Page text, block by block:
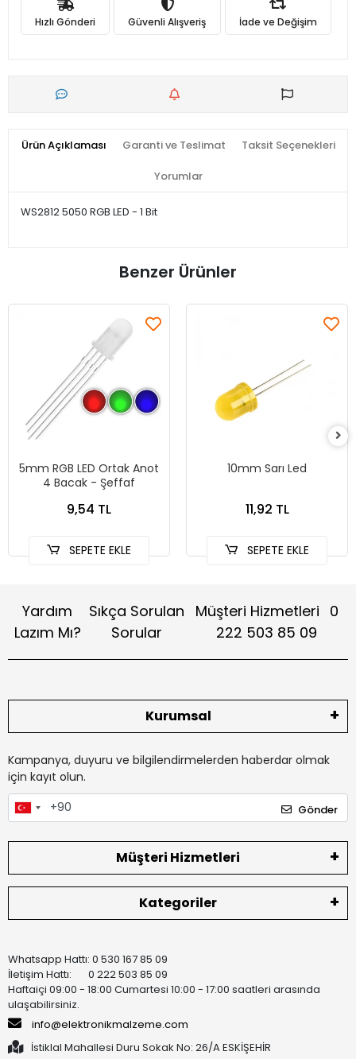
Hızlı Gönderi Güvenli Alışveriş İade ve Değişim
Ürün Açıklaması Garanti ve Teslimat Taksit Seçenekleri
Yorumlar
WS2812 5050 RGB LED - 1 Bit
Benzer Ürünler
5mm RGB LED Ortak Anot
4 Bacak - Şeffaf
9,54 TL
SEPETE EKLE
10mm Sarı Led
11,92 TL
SEPETE EKLE
Yardım
Lazım Mı?
Sıkça Sorulan
Sorular
Müşteri Hizmetleri 0
222 503 85 09
Kurumsal
Kampanya, duyuru ve bilgilendirmelerden haberdar olmak
için kayıt olun.
Gönder
Müşteri Hizmetleri
Kategoriler
Whatsapp Hattı: 0 530 167 85 09
İletişim Hattı: 0 222 503 85 09
Haftaiçi 09:00 - 18:00 Cumartesi 10:00 - 17:00 saatleri arasında
ulaşabilirsiniz.
info@elektronikmalzeme.com
İstiklal Mahallesi Duru Sokak No: 26/A ESKİŞEHİR